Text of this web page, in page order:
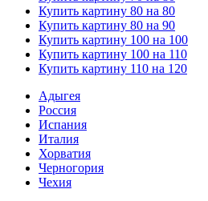
Купить картину 80 на 80
Купить картину 80 на 90
Купить картину 100 на 100
Купить картину 100 на 110
Купить картину 110 на 120
Адыгея
Россия
Испания
Италия
Хорватия
Черногория
Чехия